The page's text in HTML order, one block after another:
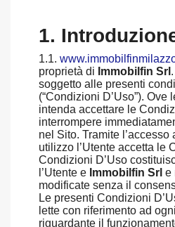
1.
1.1.
proprietà di Immobilfin Srl
soggetto alle presenti
(“Condizioni D’Uso”). Ove
intenda accettare le
interrompere
nel Sito. Tramite
utilizzo l’Utente accetta le
Condizioni D’Uso
l’Utente e Immobilfin Srl e
modificate senza il
Le presenti Condizioni
lette con riferimento ad
riguardante il